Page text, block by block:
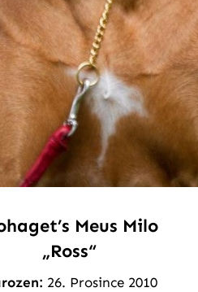
Meus Milo
„Ross“
26. Prosince 2010